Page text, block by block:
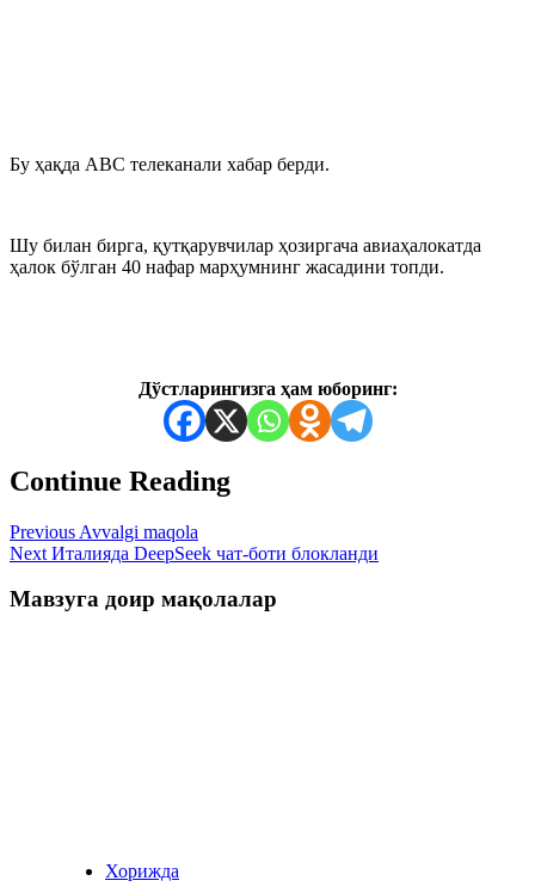
Бу ҳақда ABC телеканали хабар берди.
Шу билан бирга, қутқарувчилар ҳозиргача авиаҳалокатда
ҳалок бўлган 40 нафар марҳумнинг жасадини топди.
Дўстларингизга ҳам юборинг:
Continue Reading
Previous Avvalgi maqola
Next Италияда DeepSeek чат-боти блокланди
Мавзуга доир мақолалар
Хорижда